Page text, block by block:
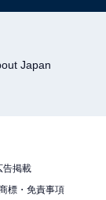
Japan
告掲載
標・免責事項